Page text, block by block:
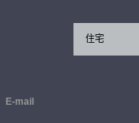
住宅
E-mail